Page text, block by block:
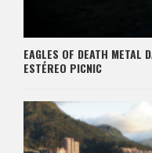
EAGLES OF DEATH METAL
ESTÉREO PICNIC